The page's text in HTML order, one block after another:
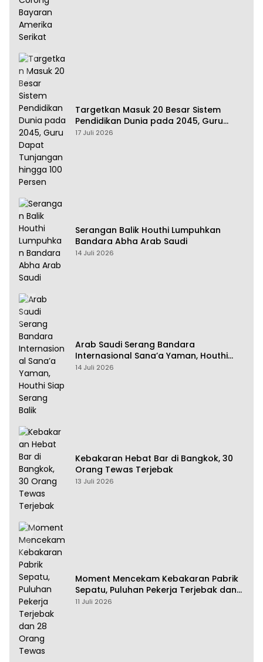
Targetkan Masuk 20 Besar Sistem
Pendidikan Dunia pada 2045, Guru
Dapat Tunjangan hingga 100 Persen
17 Juli 2026
Serangan Balik Houthi Lumpuhkan
Bandara Abha Arab Saudi
14 Juli 2026
Arab Saudi Serang Bandara
Internasional Sana’a Yaman, Houthi
Siap Serang Balik
14 Juli 2026
Kebakaran Hebat Bar di Bangkok, 30
Orang Tewas Terjebak
13 Juli 2026
Moment Mencekam Kebakaran Pabrik
Sepatu, Puluhan Pekerja Terjebak dan
28 Orang Tewas
11 Juli 2026